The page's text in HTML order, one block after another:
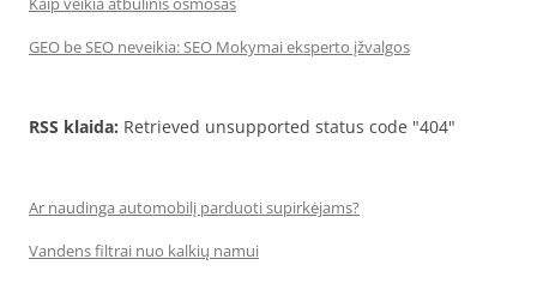
GEO be SEO neveikia: SEO Mokymai eksperto įžvalgos
RSS klaida: Retrieved unsupported status code "404"
Ar naudinga automobilį parduoti supirkėjams?
Vandens filtrai nuo kalkių namui